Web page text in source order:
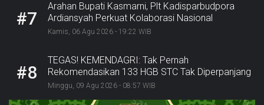
#7
Arahan Bupati Kasmarni, Plt Kadisparbudpora
Ardiansyah Perkuat Kolaborasi Nasional
Sukseskan Ekraforia 2026 dan Bangun Bengkalis
Kamis, 06 Agu 2026 - 19:22 WIB
#8
TEGAS! KEMENDAGRI: Tak Pernah
Rekomendasikan 133 HGB STC Tak Diperpanjang
Minggu, 09 Agu 2026 - 08:57 WIB